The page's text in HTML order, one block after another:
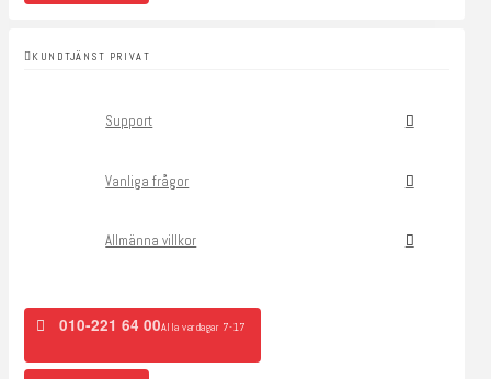
KUNDTJÄNST PRIVAT
Support
Vanliga frågor
Allmänna villkor
010-221 64 00Alla vardagar 7-17